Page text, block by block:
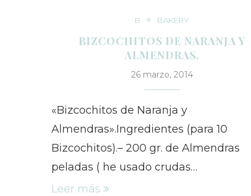
B BAKERY
BIZCOCHITOS DE NARANJA Y
ALMENDRAS.
26 marzo, 2014
«Bizcochitos de Naranja y
Almendras».Ingredientes (para 10
Bizcochitos).– 200 gr. de Almendras
peladas ( he usado crudas…
Leer más